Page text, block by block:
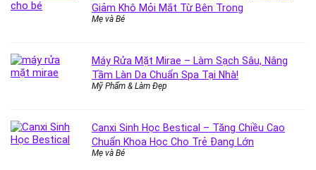
Giảm Khô Mỏi Mắt Từ Bên Trong
Mẹ và Bé
Máy Rửa Mặt Mirae – Làm Sạch Sâu, Nâng
Tầm Làn Da Chuẩn Spa Tại Nhà!
Mỹ Phẩm & Làm Đẹp
Canxi Sinh Học Bestical – Tăng Chiều Cao
Chuẩn Khoa Học Cho Trẻ Đang Lớn
Mẹ và Bé